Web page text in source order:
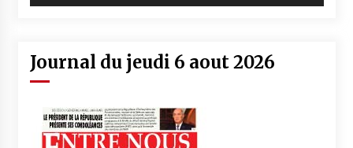
Journal du jeudi 6 aout 2026